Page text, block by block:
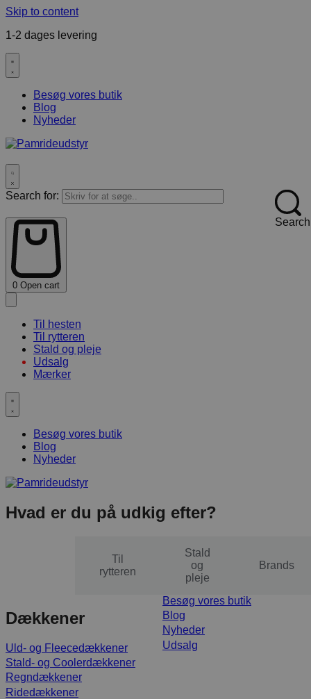
Skip to content
1-2 dages levering
Besøg vores butik
Blog
Nyheder
Search for:
Search
0 Open cart
Til hesten
Til rytteren
Stald og pleje
Udsalg
Mærker
Besøg vores butik
Blog
Nyheder
Hvad er du på udkig efter?
Til
rytteren
Stald
og
pleje
Brands
Dækkener
Uld- og Fleecedækkener
Stald- og Coolerdækkener
Regndækkener
Ridedækkener
Besøg vores butik
Blog
Nyheder
Udsalg